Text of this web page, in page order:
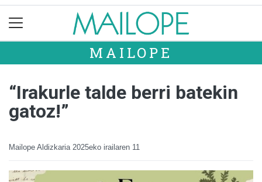
MAILOPE
“Irakurle talde berri batekin
gatoz!”
Mailope Aldizkaria 2025eko irailaren 11